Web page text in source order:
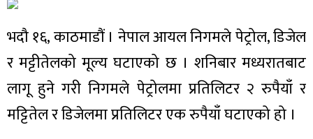
भदौ १६, काठमाडौं । नेपाल आयल निगमले पेट्रोल, डिजेल
र मट्टीतेलको मूल्य घटाएको छ । शनिबार मध्यरातबाट
लागू हुने गरी निगमले पेट्रोलमा प्रतिलिटर २ रुपैयाँ र
मट्टितेल र डिजेलमा प्रतिलिटर एक रुपैयाँ घटाएको हो ।